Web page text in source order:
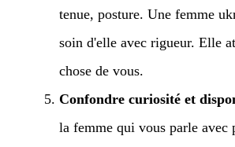
tenue, posture. Une femme
soin d'elle avec rigueur. Elle
chose de vous.
Confondre curiosité et
la femme qui vous parle avec